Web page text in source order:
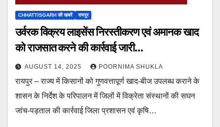
CHHATTISGARH की खबरें रायपुर
उर्वरक विक्रय लाइसेंस निरस्तीकरण एवं अमानक खाद
को राजसात करने की कार्रवाई जारी…
AUGUST 14, 2025 POORNIMA SHUKLA
रायपुर – राज्य में किसानों को गुणवत्तापूर्ण खाद-बीज उपलब्ध कराने के
शासन के निर्देश के परिपालन में जिलों में विक्रेता संस्थानों की सघन
जांच-पड़ताल की कार्रवाई जिला प्रशासन एवं कृषि…